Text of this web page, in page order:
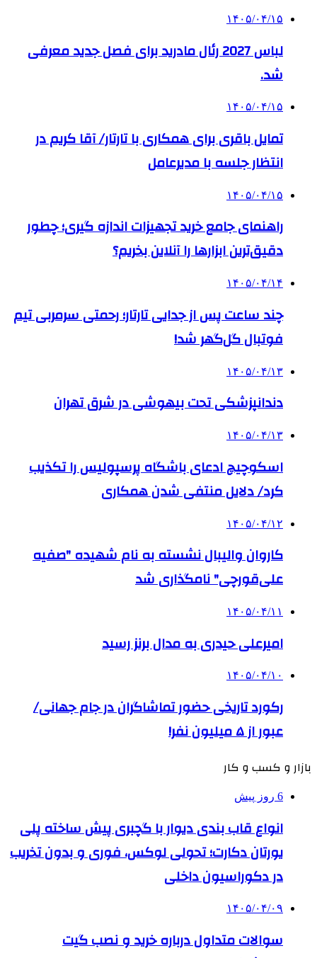
۱۴۰۵/۰۴/۱۵
لباس 2027 رئال مادرید برای فصل جدید معرفی
شد.
۱۴۰۵/۰۴/۱۵
تمایل باقری برای همکاری با تارتار/ آقا کریم در
انتظار جلسه با مدیرعامل
۱۴۰۵/۰۴/۱۵
راهنمای جامع خرید تجهیزات اندازه گیری؛ چطور
دقیق‌ترین ابزارها را آنلاین بخریم؟
۱۴۰۵/۰۴/۱۴
چند ساعت پس از جدایی تارتار؛ رحمتی سرمربی تیم
فوتبال گل‌گهر شد!
۱۴۰۵/۰۴/۱۳
دندانپزشکی تحت بیهوشی در شرق تهران
۱۴۰۵/۰۴/۱۳
اسکوچیچ ادعای باشگاه پرسپولیس را تکذیب
کرد/ دلایل منتفی شدن همکاری
۱۴۰۵/۰۴/۱۲
کاروان والیبال نشسته به نام شهیده "صفیه
علی‌قورچی" نامگذاری شد
۱۴۰۵/۰۴/۱۱
امیرعلی حیدری به مدال برنز رسید
۱۴۰۵/۰۴/۱۰
رکورد تاریخی حضور تماشاگران در جام جهانی/
عبور از ۵ میلیون نفر!
بازار و کسب و کار
6 روز پیش
انواع قاب بندی دیوار با گچبری پیش ساخته پلی
یورتان دکارت؛ تحولی لوکس، فوری و بدون تخریب
در دکوراسیون داخلی
۱۴۰۵/۰۴/۰۹
سوالات متداول درباره خرید و نصب گیت